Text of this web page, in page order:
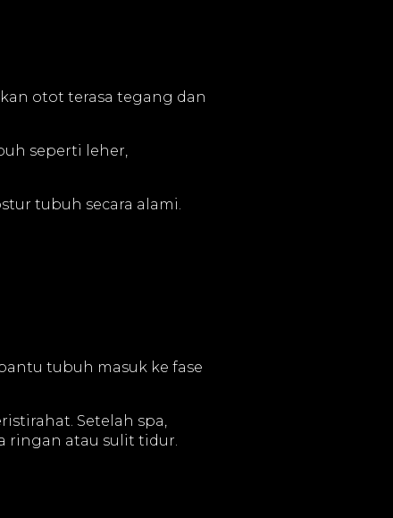
otot terasa tegang dan
seperti leher,
tubuh secara alami.
tubuh masuk ke fase
Setelah spa,
ringan atau sulit tidur.